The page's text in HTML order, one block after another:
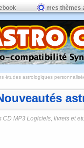
mes thèmes
études astrologiques
CD MP3 Logiciels, livrets et